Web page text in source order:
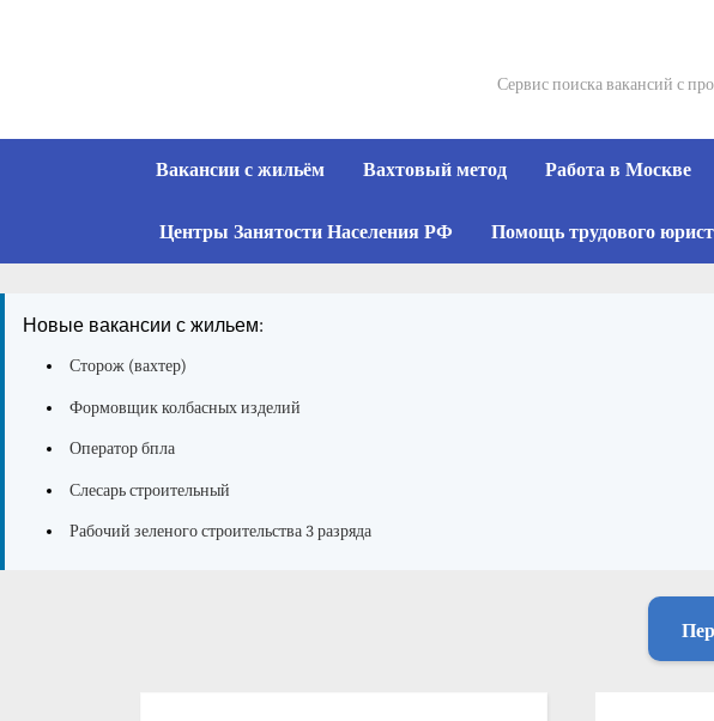
Сервис поиска вакансий с
Вакансии с жильём Вахтовый метод Работа в Москве
Центры Занятости Населения РФ Помощь трудового
Новые вакансии с жильем:
Сторож (вахтер)
Формовщик колбасных изделий
Оператор бпла
Слесарь строительный
Рабочий зеленого строительства 3 разряда